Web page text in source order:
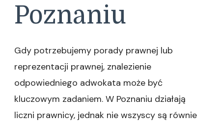
Poznaniu
Gdy potrzebujemy porady prawnej lub
reprezentacji prawnej, znalezienie
odpowiedniego adwokata może być
kluczowym zadaniem. W Poznaniu działają
liczni prawnicy, jednak nie wszyscy są równie